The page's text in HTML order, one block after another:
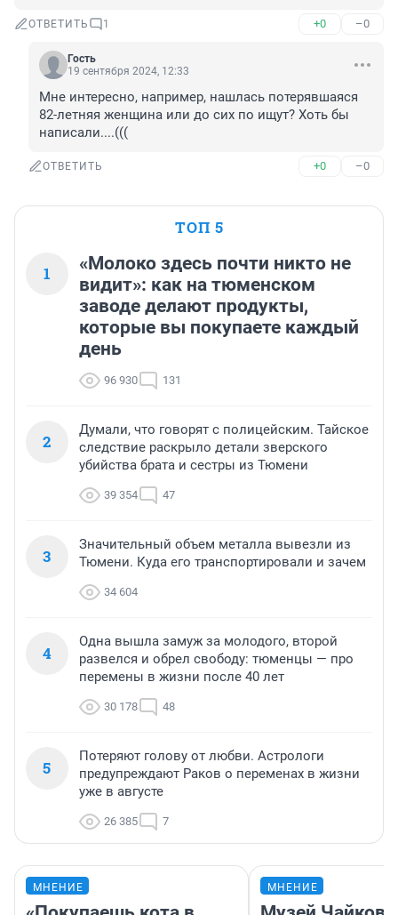
ОТВЕТИТЬ 1 +0 –0
Гость
19 сентября 2024, 12:33
Мне интересно, например, нашлась потерявшаяся
82-летняя женщина или до сих по ищут? Хоть бы
написали....(((
ОТВЕТИТЬ +0 –0
ТОП 5
1
«Молоко здесь почти никто не
видит»: как на тюменском
заводе делают продукты,
которые вы покупаете каждый
день
96 930 131
2
Думали, что говорят с полицейским. Тайское
следствие раскрыло детали зверского
убийства брата и сестры из Тюмени
39 354 47
3
Значительный объем металла вывезли из
Тюмени. Куда его транспортировали и зачем
34 604
4
Одна вышла замуж за молодого, второй
развелся и обрел свободу: тюменцы — про
перемены в жизни после 40 лет
30 178 48
5
Потеряют голову от любви. Астрологи
предупреждают Раков о переменах в жизни
уже в августе
26 385 7
МНЕНИЕ МНЕНИЕ